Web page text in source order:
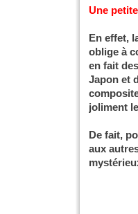
Une
En effet,
oblige à
en fait
Japon et
joliment
De fait,
aux